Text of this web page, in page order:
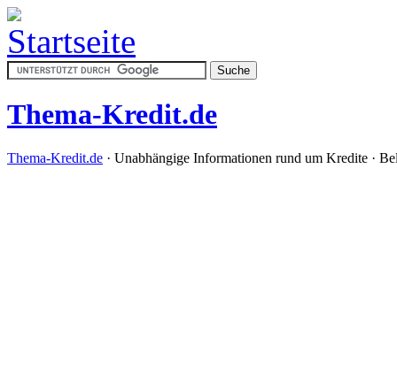
Thema-Kredit.de
Thema-Kredit.de · Unabhängige Informationen rund um Kredite ·